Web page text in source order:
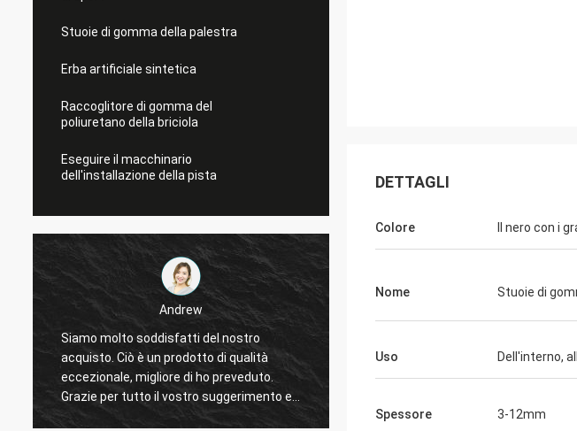
Stuoie di gomma della palestra
Erba artificiale sintetica
Raccoglitore di gomma del
poliuretano della briciola
Eseguire il macchinario
dell'installazione della pista
Andrew
Siamo molto soddisfatti del nostro
acquisto. Ciò è un prodotto di qualità
eccezionale, migliore di ho preveduto.
Grazie per tutto il vostro suggerimento e
buon servizio, spero che possiamo avere
fidata, forniscono i prodotti eccellenti
servizi. Speri che abbiamo una
con gli sport del CN!
DETTAGLI
Colore Il nero con i
Nome Stuoie di
Uso Dell'interno,
Spessore 3-12mm